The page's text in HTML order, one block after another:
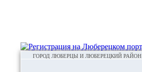
ГОРОД ЛЮБЕРЦЫ И ЛЮБЕРЕЦКИЙ РАЙОН